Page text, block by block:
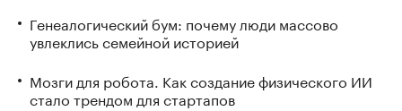
Генеалогический бум: почему люди массово
увлеклись семейной историей
Мозги для робота. Как создание физического ИИ
стало трендом для стартапов